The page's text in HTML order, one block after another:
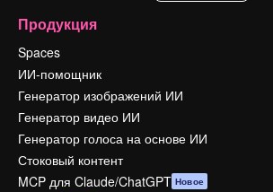
Продукция
Spaces
ИИ-помощник
Генератор изображений ИИ
Генератор видео ИИ
Генератор голоса на основе ИИ
Стоковый контент
MCP для Claude/ChatGPT Новое